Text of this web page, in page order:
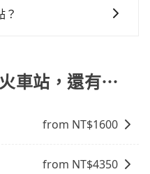
隨還看似方便，但實際
般屬短程接駁為主。 -
不同，可先確定您的預
方便舒適且每個人攤提
可搭乘大眾運輸或計程
。 便利性：需要便利性
？
常有固定的路線和時間
險。但是客運的班次和
計程車的費用相對較
車站，還有⋯
from NT$1600
from NT$4350